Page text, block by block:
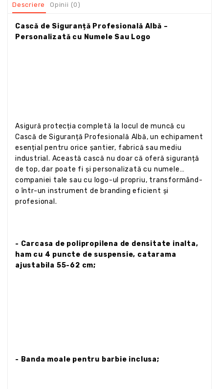
Descriere Opinii (0)
Cască de Siguranță Profesională Albă –
Personalizată cu Numele Sau Logo
Asigură protecția completă la locul de muncă cu
Cască de Siguranță Profesională Albă, un echipament
esențial pentru orice șantier, fabrică sau mediu
industrial. Această cască nu doar că oferă siguranță
de top, dar poate fi și personalizată cu numele
companiei tale sau cu logo-ul propriu, transformând-
o într-un instrument de branding eficient și
profesional.
- Carcasa de polipropilena de densitate inalta,
ham cu 4 puncte de suspensie, catarama
ajustabila 55-62 cm;
- Banda moale pentru barbie inclusa;